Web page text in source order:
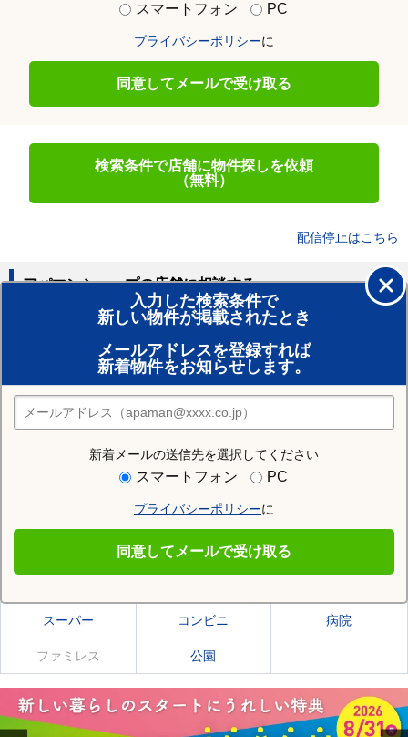
スマートフォン PC
プライバシーポリシーに
同意してメールで受け取る
検索条件で店舗に物件探しを依頼
（無料）
配信停止はこちら
入力した検索条件で
新しい物件が掲載されたとき
メールアドレスを登録すれば
新着物件をお知らせします。
新着メールの送信先を選択してください
スマートフォン PC
プライバシーポリシーに
同意してメールで受け取る
アパマンショップの店舗に相談する
賃貸のプロがお部屋探し！
おまかせ物件リクエスト
住みたい街の店舗を探す
店舗検索
住む街研究所で網走郡美幌町の情報を見る
網走郡美幌町の施設一覧
スーパー コンビニ 病院
ファミレス 公園